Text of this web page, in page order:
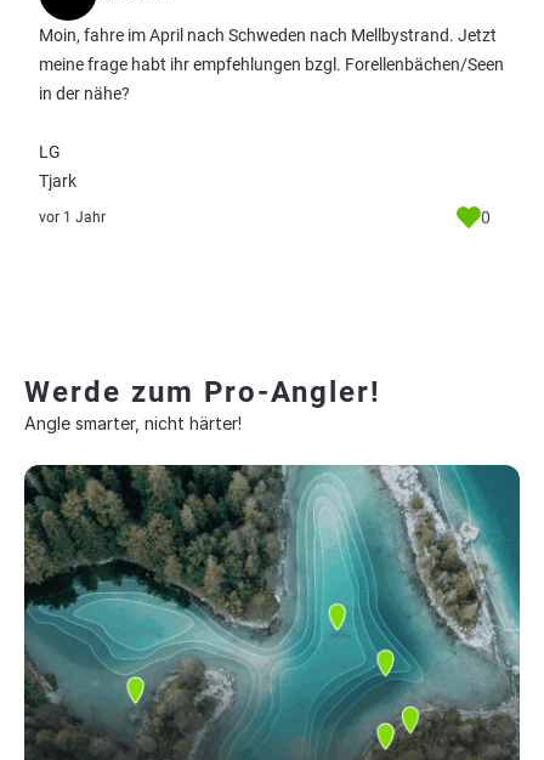
Moin, fahre im April nach Schweden nach Mellbystrand. Jetzt
meine frage habt ihr empfehlungen bzgl. Forellenbächen/Seen
in der nähe?
LG
Tjark
vor 1 Jahr 0
Werde zum Pro-Angler!
Angle smarter, nicht härter!